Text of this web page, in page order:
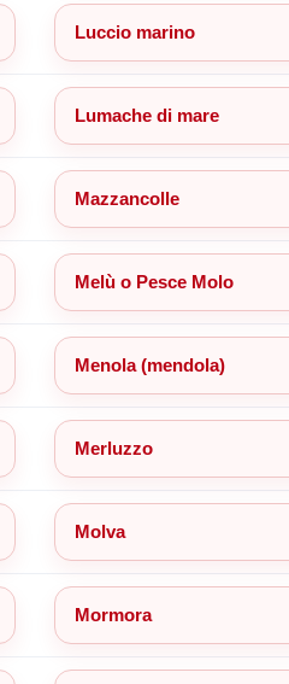
Luccio marino
Lumache di mare
Mazzancolle
Melù o Pesce Molo
Menola (mendola)
Merluzzo
Molva
Mormora